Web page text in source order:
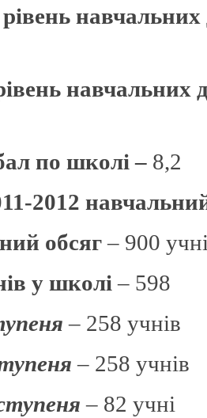
навчальних
по школі – 8,2
2012
обсяг– 900
у школі – 598
– 258 учнів
– 258 учнів
– 82 учні